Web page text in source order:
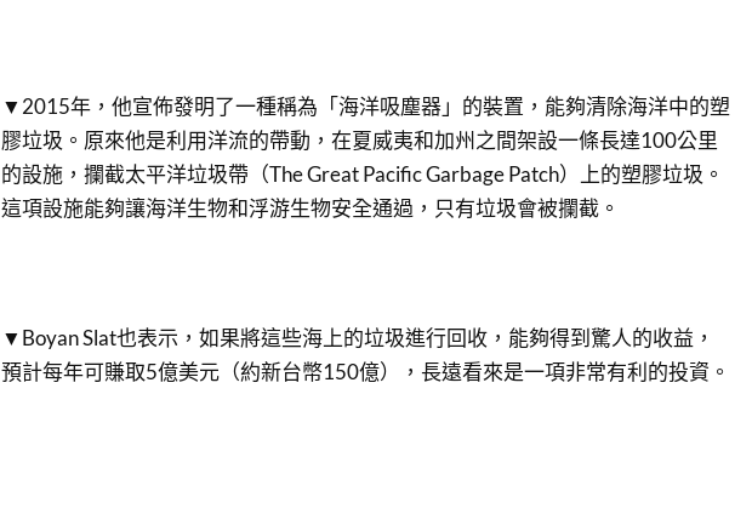
▼2015年，他宣佈發明了一種稱為「海洋吸塵器」的裝置，能夠清除海洋中的塑
膠垃圾。原來他是利用洋流的帶動，在夏威夷和加州之間架設一條長達100公里
的設施，攔截太平洋垃圾帶（The Great Pacific Garbage Patch）上的塑膠垃圾。
這項設施能夠讓海洋生物和浮游生物安全通過，只有垃圾會被攔截。
▼Boyan Slat也表示，如果將這些海上的垃圾進行回收，能夠得到驚人的收益，
預計每年可賺取5億美元（約新台幣150億），長遠看來是一項非常有利的投資。